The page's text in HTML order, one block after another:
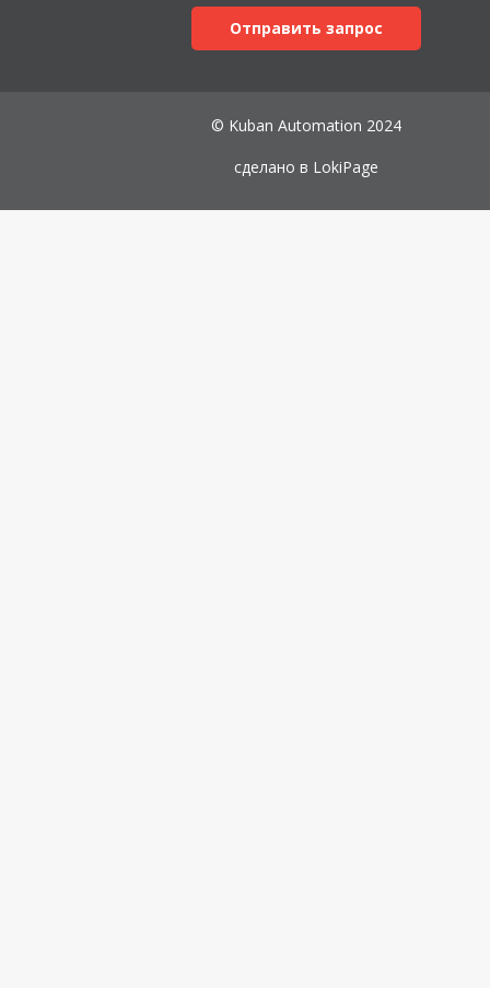
Отправить запрос
© Kuban Automation 2024
сделано в LokiPage